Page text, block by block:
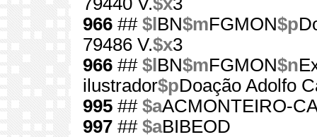
966 ## $l BN$mFGMON$p
79486 V.$x3
966 ## $l BN$mFGMON$n
ilustrador$pDoação Adolfo
995 ## $aACMONTEIRO-
997 ## $aBIBEOD